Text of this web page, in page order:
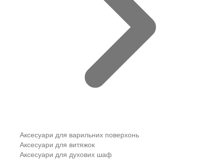
Аксесуари для варильних поверхонь
Аксесуари для витяжок
Аксесуари для духових шаф